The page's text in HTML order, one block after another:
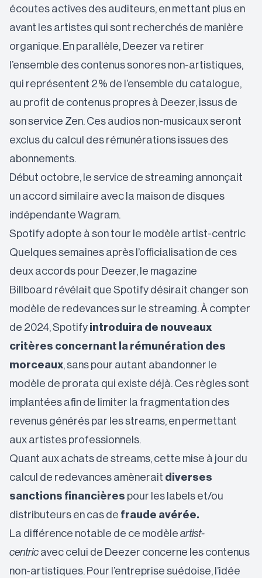
écoutes actives des auditeurs, en mettant plus en
avant les artistes qui sont recherchés de manière
organique. En parallèle, Deezer va retirer
l’ensemble des contenus sonores non-artistiques,
qui représentent 2% de l’ensemble du catalogue,
au profit de contenus propres à Deezer, issus de
son service Zen. Ces audios non-musicaux seront
exclus du calcul des rémunérations issues des
abonnements.
Début octobre, le service de streaming annonçait
un accord similaire avec la maison de disques
indépendante Wagram.
Spotify adopte à son tour le modèle artist-centric
Quelques semaines après l’officialisation de ces
deux accords pour Deezer, le magazine
Billboard révélait que Spotify désirait changer son
modèle de redevances sur le streaming. À compter
de 2024, Spotify introduira de nouveaux
critères concernant la rémunération des
morceaux, sans pour autant abandonner le
modèle de prorata qui existe déjà. Ces règles sont
implantées afin de limiter la fragmentation des
revenus générés par les streams, en permettant
aux artistes professionnels.
Quant aux achats de streams, cette mise à jour du
calcul de redevances amènerait diverses
sanctions financières pour les labels et/ou
distributeurs en cas de fraude avérée.
La différence notable de ce modèle artist-
centric avec celui de Deezer concerne les contenus
non-artistiques. Pour l’entreprise suédoise, l’idée